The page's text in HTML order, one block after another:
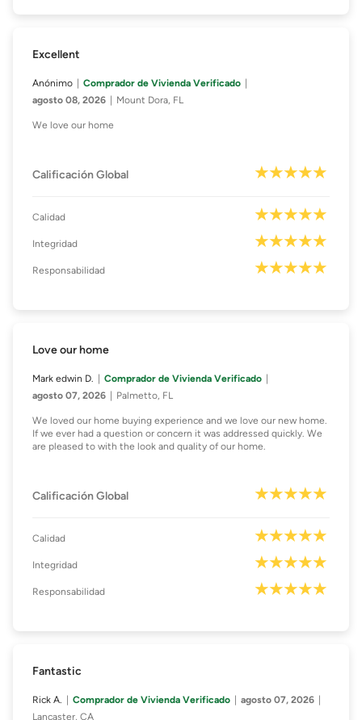
Excellent
Anónimo
Comprador de Vivienda Verificado
agosto 08, 2026
Mount Dora, FL
We love our home
Calificación Global
Calidad
Integridad
Responsabilidad
Love our home
Mark edwin D.
Comprador de Vivienda Verificado
agosto 07, 2026
Palmetto, FL
We loved our home buying experience and we love our new home.
If we ever had a question or concern it was addressed quickly. We
are pleased to with the look and quality of our home.
Calificación Global
Calidad
Integridad
Responsabilidad
Fantastic
Rick A. Comprador de Vivienda Verificado
agosto 07, 2026
Lancaster, CA